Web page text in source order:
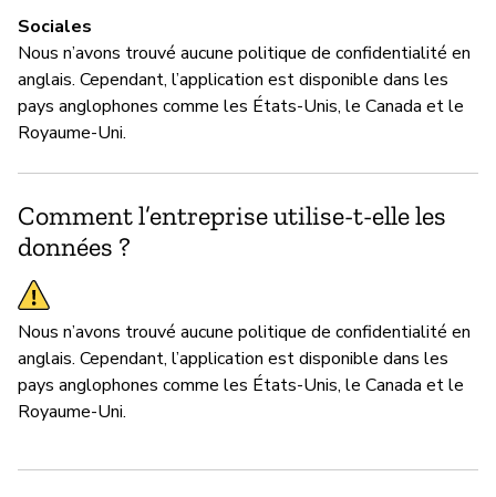
Sociales
Nous n’avons trouvé aucune politique de confidentialité en
anglais. Cependant, l’application est disponible dans les
pays anglophones comme les États-Unis, le Canada et le
Royaume-Uni.
Comment l’entreprise utilise-t-elle les
données ?
Nous n’avons trouvé aucune politique de confidentialité en
anglais. Cependant, l’application est disponible dans les
pays anglophones comme les États-Unis, le Canada et le
Royaume-Uni.